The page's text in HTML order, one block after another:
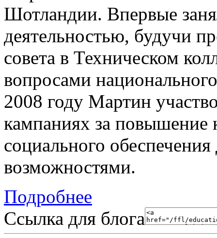
Шотландии. Впервые
деятельностью, будучи
совета в Техническом
вопросами
2008 году Мартин
кампаниях за повышение
социального
возможностями.
Подробнее
Ссылка для блога